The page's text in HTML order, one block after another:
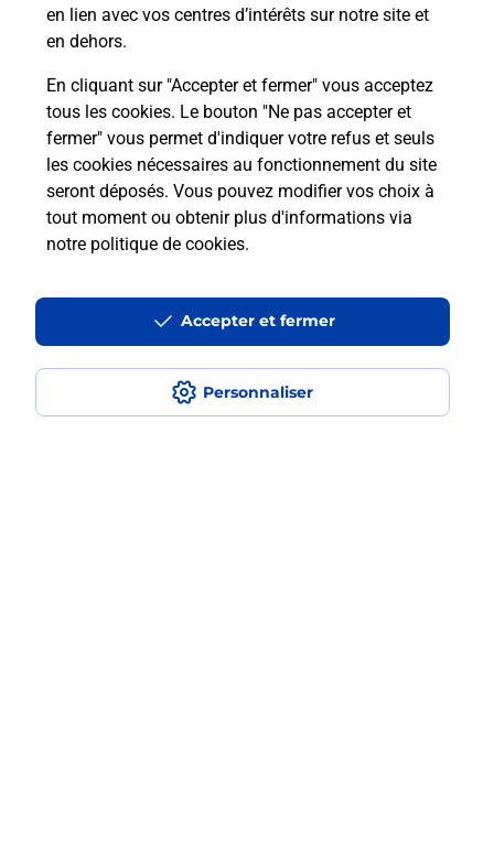
en lien avec vos centres d’intérêts sur notre site et
en dehors.
En cliquant sur "Accepter et fermer" vous acceptez
tous les cookies. Le bouton "Ne pas accepter et
fermer" vous permet d'indiquer votre refus et seuls
les cookies nécessaires au fonctionnement du site
seront déposés. Vous pouvez modifier vos choix à
tout moment ou obtenir plus d'informations via
notre politique de cookies.
Personnaliser
Accepter et fermer
Quel réseau utilise La Poste Mobile ?
Est-ce que je peux garder mon
numéro de mobile gratuitement ?
Est-ce que je peux bénéficier de la 5G
avec La Poste Mobile ?
Est-ce que je peux utiliser mon forfait
Est-ce que je peux payer mon iPhone
en plusieurs fois avec La Poste Mobile